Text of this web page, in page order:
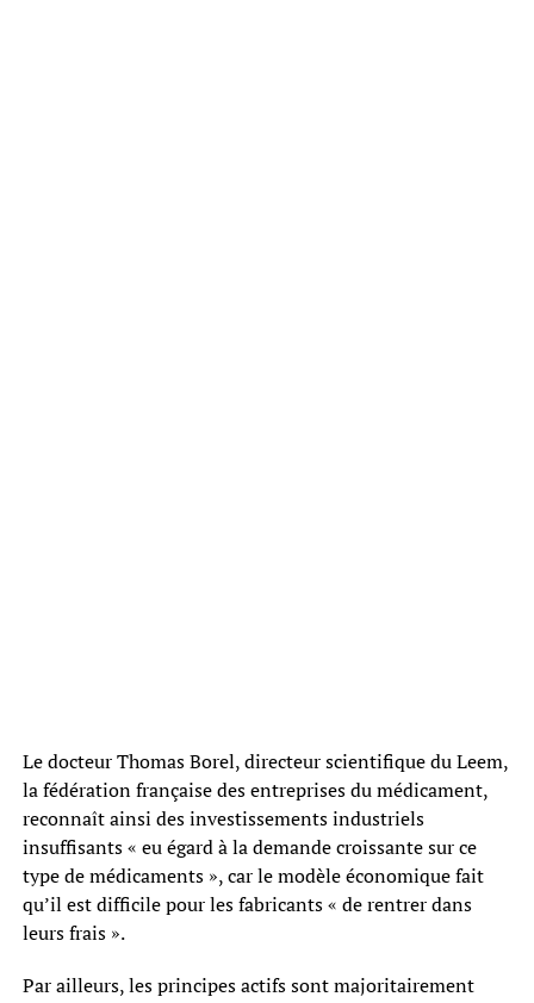
Le docteur Thomas Borel, directeur scientifique du Leem,
la fédération française des entreprises du médicament,
reconnaît ainsi des investissements industriels
insuffisants « eu égard à la demande croissante sur ce
type de médicaments », car le modèle économique fait
qu’il est difficile pour les fabricants « de rentrer dans
leurs frais ».
Par ailleurs, les principes actifs sont majoritairement